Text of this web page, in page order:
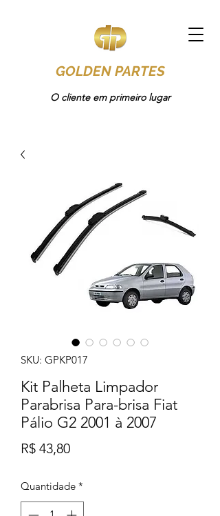
GOLDEN PARTES
O cliente em primeiro lugar
SKU: GPKP017
Kit Palheta Limpador
Parabrisa Para-brisa Fiat
Pálio G2 2001 à 2007
R$ 43,80Preço
Quantidade *